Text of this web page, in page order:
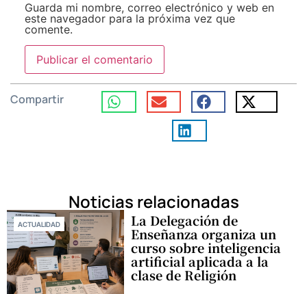
Guarda mi nombre, correo electrónico y web en
este navegador para la próxima vez que
comente.
Compartir
Noticias relacionadas
ACTUALIDAD La Delegación de
Enseñanza organiza un
curso sobre inteligencia
artificial aplicada a la
clase de Religión